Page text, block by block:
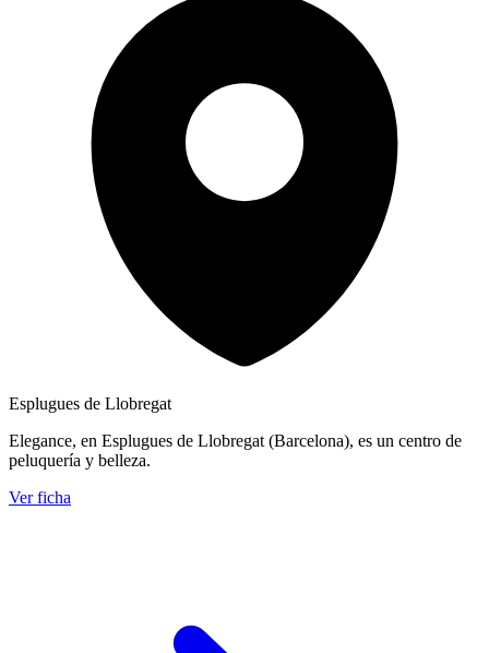
Esplugues de Llobregat
Elegance, en Esplugues de Llobregat (Barcelona), es un centro de
peluquería y belleza.
Ver ficha